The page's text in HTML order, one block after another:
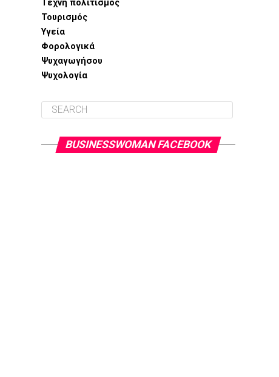
Τέχνη πολιτισμός
Τουρισμός
Υγεία
Φορολογικά
Ψυχαγωγήσου
Ψυχολογία
BUSINESSWOMAN FACEBOOK